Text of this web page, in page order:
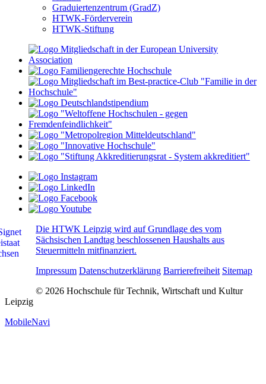
Graduiertenzentrum (GradZ)
HTWK-Förderverein
HTWK-Stiftung
Die HTWK Leipzig wird auf Grundlage des vom
Sächsischen Landtag beschlossenen Haushalts aus
Steuermitteln mitfinanziert.
Impressum Datenschutzerklärung Barrierefreiheit Sitemap
© 2026 Hochschule für Technik, Wirtschaft und Kultur
Leipzig
MobileNavi